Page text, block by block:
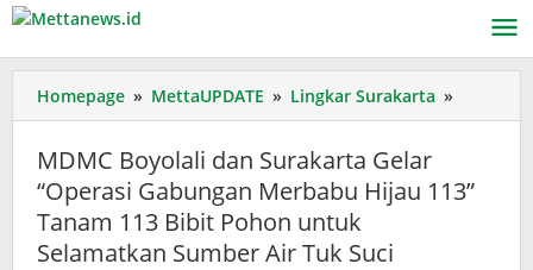
Lewati
konten
Homepage » MettaUPDATE » Lingkar Surakarta »
Boyolali
Gelar
MDMC Boyolali dan Surakarta Gelar
“Operasi Gabungan Merbabu Hijau 113”
Tanam 113 Bibit Pohon untuk
Selamatkan Sumber Air Tuk Suci